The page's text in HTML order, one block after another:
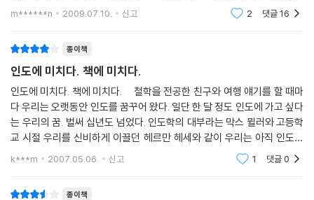
현과 현장 그리고 신라의 혜초가 얻은 불법은 한국 불교에 지대한 공헌을
했으며, 19~20세기 유럽 여성들은 사랑하는 남성을 찾아 인도로 향했다.
특히 유럽 여성과 간디가 주고받은 500여 통의 편지는 후세에 사랑이냐
진리추구냐의 물음을 던져주기도 했다. 또한 전설적인 록밴드 비틀스를 시
작으로 영혼의 자유를 찾아 인도에 온 오늘날의 유사히피 등 수많은 사람
들이 자신만의 황금을 찾기 위해 인도에 왔으며, 그들이 남긴 발자국은 인
도의 역사가 되었다.
'황금'이 몰고 온 약탈과 수난의 역사
가 작고 빡빡하며, 결정적으로 화보가 흑백이었다. 즉, 쉬 질리게 만드는 요
m******n 2009.07.10. 신고 2 댓글16
종이책
인도에 미치다. 책에 미치다.
인도에 미치다. 책에 미치다. 철학을 전공한 친구와 여행 얘기를 할 때마
다 우리는 오랫동안 인도를 꿈꾸어 왔다. 일단 한 달 정도 인도에 가고 싶다
는 우리의 꿈. 벌써 십년도 넘었다. 인도학의 대부라는 막스 뮐러와 고등학
교 시절 우리를 신비하게 이끌던 헤르만 헤세와 같이 우리는 아직 인도에
가지 못했다. 그러다 이 책 '인도에 미치다'를 보았다. 책을 만난지 이틀여.
k***m 2007.05.06. 신고 1 댓글0
종이책